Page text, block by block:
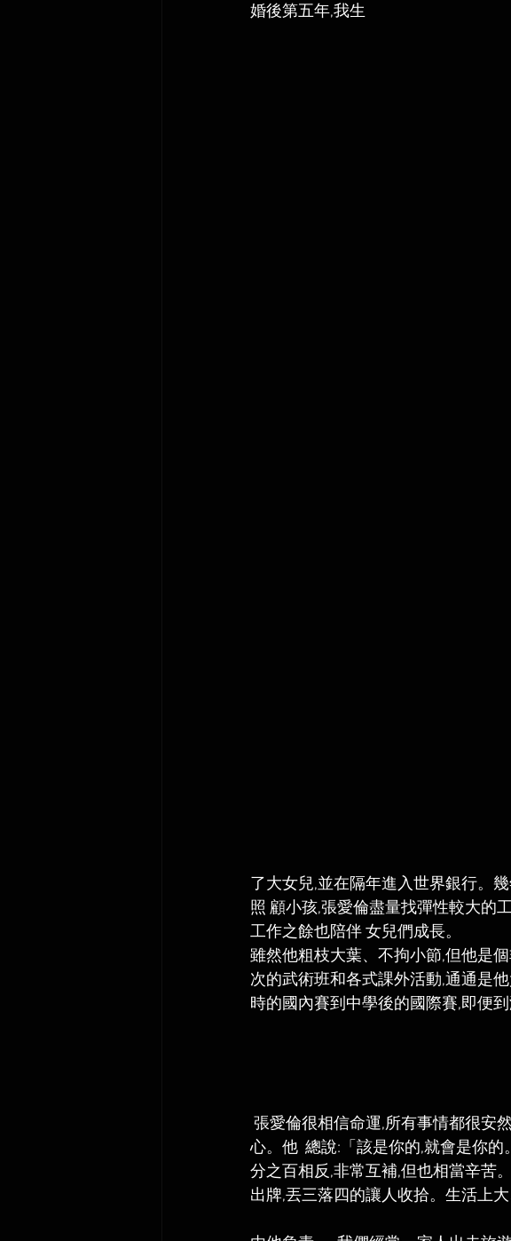
婚後第五年,我生
了大女兒,並在隔年進入世界銀行。
照 顧小孩,張愛倫盡量找彈性較大的
工作之餘也陪伴 女兒們成長。
雖然他粗枝大葉、不拘小節,但他是
次的武術班和各式課外活動,通通是
時的國內賽到中學後的國際賽,即便
心。他  總說:「該是你的,就會是你
分之百相反,非常互補,但也相當辛苦
出牌,丟三落四的讓人收拾。生活上